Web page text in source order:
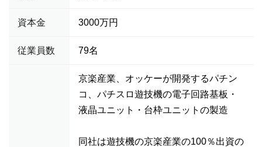
資本金 3000万円
従業員数 79名
京楽産業、オッケーが開発するパチン
コ、パチスロ遊技機の電子回路基板・
液晶ユニット・台枠ユニットの製造
同社は遊技機の京楽産業の100％出資の